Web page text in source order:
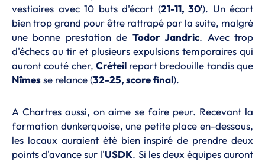
vestiaires avec 10 buts d'écart (21-11, 30'). Un écart
bien trop grand pour être rattrapé par la suite, malgré
une bonne prestation de Todor Jandric. Avec trop
d'échecs au tir et plusieurs expulsions temporaires qui
auront couté cher, Créteilrepart bredouille tandis que
Nîmesse relance (32-25, score final).
A Chartres aussi, on aime se faire peur. Recevant la
formation dunkerquoise, une petite place en-dessous,
les locaux auraient été bien inspiré de prendre deux
points d'avance sur l'USDK. Si les deux équipes auront